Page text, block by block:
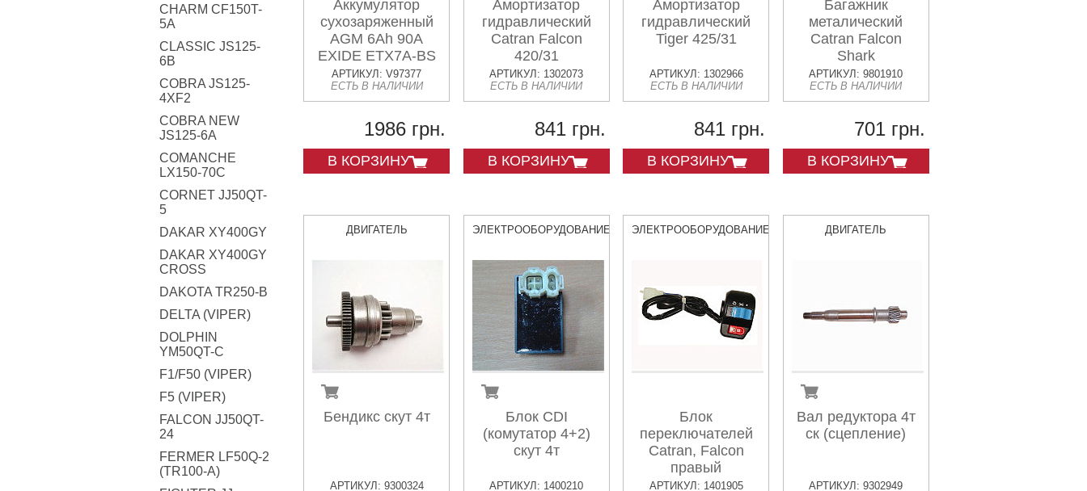
CHARM CF150T-
5A
CLASSIC JS125-
6B
COBRA JS125-
4XF2
COBRA NEW
JS125-6A
COMANCHE
LX150-70C
CORNET JJ50QT-
5
DAKAR XY400GY
DAKAR XY400GY
CROSS
DAKOTA TR250-B
DELTA (VIPER)
DOLPHIN
YM50QT-C
F1/F50 (VIPER)
F5 (VIPER)
FALCON JJ50QT-
24
FERMER LF50Q-2
(TR100-A)
Аккумулятор
сухозаряженный
AGM 6Ah 90A
EXIDE ETX7A-BS
= YTX7A-BS
150x87x94
АРТИКУЛ: V97377
ЕСТЬ В НАЛИЧИИ
1986 грн.
В КОРЗИНУ
Амортизатор
гидравлический
Catran Falcon
420/31
АРТИКУЛ: 1302073
ЕСТЬ В НАЛИЧИИ
841 грн.
В КОРЗИНУ
Амортизатор
гидравлический
Tiger 425/31
АРТИКУЛ: 1302966
ЕСТЬ В НАЛИЧИИ
841 грн.
В КОРЗИНУ
Багажник
металический
Catran Falcon
Shark
АРТИКУЛ: 9801910
ЕСТЬ В НАЛИЧИИ
701 грн.
В КОРЗИНУ
ДВИГАТЕЛЬ
Бендикс скут 4т
АРТИКУЛ: 9300324
ЭЛЕКТРООБОРУДОВАНИЕ
Блок CDI
(комутатор 4+2)
скут 4т
АРТИКУЛ: 1400210
ЭЛЕКТРООБОРУДОВАНИЕ
Блок
переключателей
Catran, Falcon
правый
АРТИКУЛ: 1401905
ДВИГАТЕЛЬ
Вал редуктора 4т
ск (сцепление)
АРТИКУЛ: 9302949